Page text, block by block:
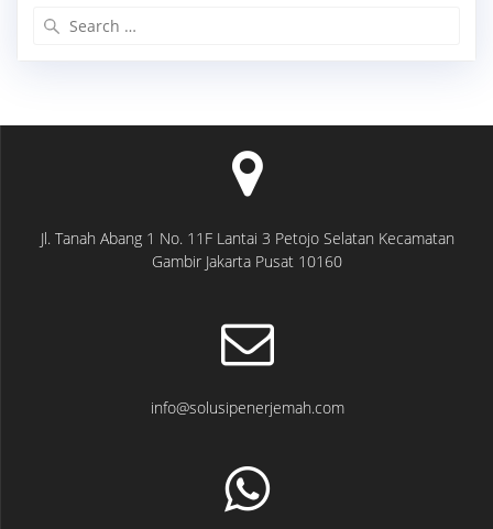
Jl. Tanah Abang 1 No. 11F Lantai 3 Petojo Selatan Kecamatan
Gambir Jakarta Pusat 10160
info@solusipenerjemah.com